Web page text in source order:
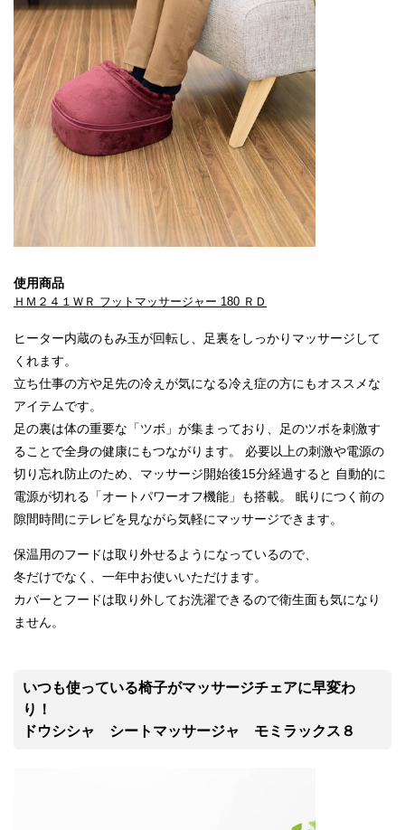
使用商品
ＨＭ２４１ＷＲ フットマッサージャー 180 ＲＤ
ヒーター内蔵のもみ玉が回転し、足裏をしっかりマッサージして
くれます。
立ち仕事の方や足先の冷えが気になる冷え症の方にもオススメな
アイテムです。
足の裏は体の重要な「ツボ」が集まっており、足のツボを刺激す
ることで全身の健康にもつながります。 必要以上の刺激や電源の
切り忘れ防止のため、マッサージ開始後15分経過すると 自動的に
電源が切れる「オートパワーオフ機能」も搭載。 眠りにつく前の
隙間時間にテレビを見ながら気軽にマッサージできます。
保温用のフードは取り外せるようになっているので、
冬だけでなく、一年中お使いいただけます。
カバーとフードは取り外してお洗濯できるので衛生面も気になり
ません。
いつも使っている椅子がマッサージチェアに早変わ
り！
ドウシシャ シートマッサージャ モミラックス８